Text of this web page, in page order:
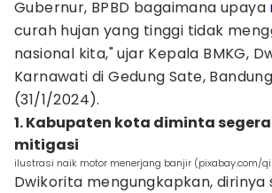
Gubernur, BPBD bagaimana upaya
curah hujan yang tinggi tidak
nasional kita," ujar Kepala BMKG,
Karnawati di Gedung Sate,
(31/1/2024).
1. Kabupaten kota diminta
mitigasi
ilustrasi naik motor menerjang banjir (pixabay.com/
Dwikorita mengungkapkan, dirinya